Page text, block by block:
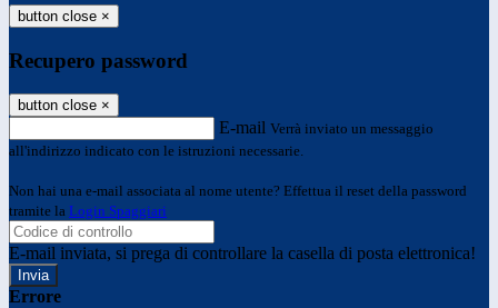
button close ×
Recupero password
button close ×
E-mail Verrà inviato un messaggio
all'indirizzo indicato con le istruzioni necessarie.
Non hai una e-mail associata al nome utente? Effettua il reset della password
tramite la Login Spaggiari
E-mail inviata, si prega di controllare la casella di posta elettronica!
Errore